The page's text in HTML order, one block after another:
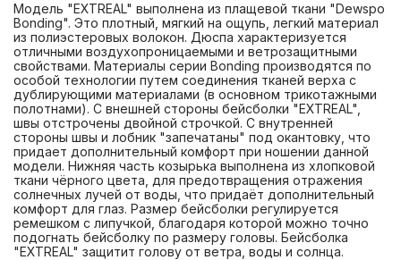
Модель "EXTREAL" выполнена из плащевой ткани "Dewspo
Bonding". Это плотный, мягкий на ощупь, легкий материал
из полиэстеровых волокон. Дюспа характеризуется
отличными воздухопроницаемыми и ветрозащитными
свойствами. Материалы серии Bonding производятся по
особой технологии путем соединения тканей верха с
дублирующими материалами (в основном трикотажными
полотнами). С внешней стороны бейсболки "EXTREAL",
швы отстрочены двойной строчкой. С внутренней
стороны швы и лобник "запечатаны" под окантовку, что
придает дополнительный комфорт при ношении данной
модели. Нижняя часть козырька выполнена из хлопковой
ткани чёрного цвета, для предотвращения отражения
солнечных лучей от воды, что придаёт дополнительный
комфорт для глаз. Размер бейсболки регулируется
ремешком с липучкой, благодаря которой можно точно
подогнать бейсболку по размеру головы. Бейсболка
"EXTREAL" защитит голову от ветра, воды и солнца.